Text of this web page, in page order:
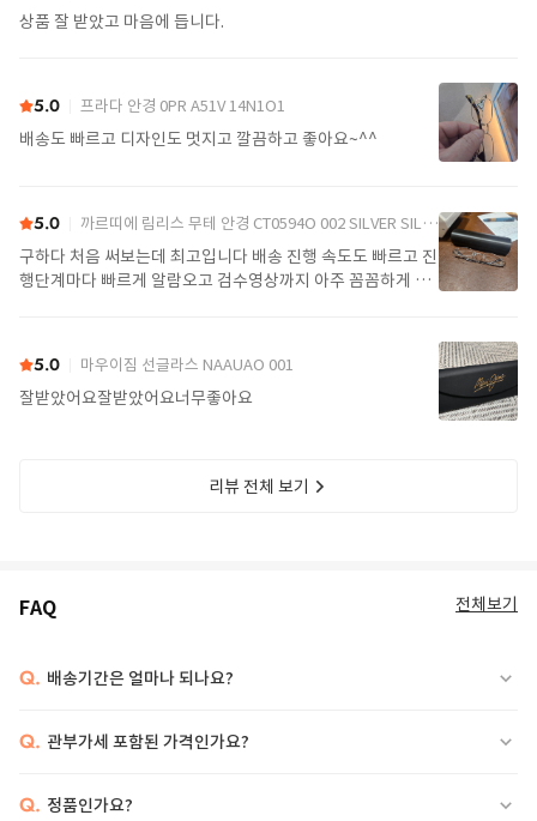
상품 잘 받았고 마음에 듭니다.
5.0 프라다 안경 0PR A51V 14N1O1
배송도 빠르고 디자인도 멋지고 깔끔하고 좋아요~^^
5.0 까르띠에 림리스 무테 안경 CT0594O 002 SILVER SILVER TRANSPARENT
구하다 처음 써보는데 최고입니다 배송 진행 속도도 빠르고 진
행단계마다 빠르게 알람오고 검수영상까지 아주 꼼꼼하게 찍
5.0 마우이짐 선글라스 NAAUAO 001
잘받았어요잘받았어요너무좋아요
리뷰 전체 보기
FAQ 전체보기
Q. 배송기간은 얼마나 되나요?
Q. 관부가세 포함된 가격인가요?
Q. 정품인가요?